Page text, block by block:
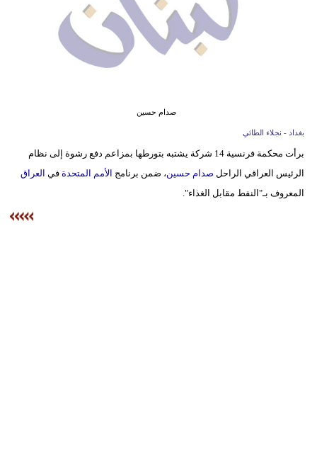
إسلامية
وتكنولوجيا
صدام حسين
بغداد - نجلاء الطائي
برأت محكمة فرنسية 14 شركة يشتبه بتورطها بمزاعم دفع رشوة إلى نظام
الرئيس العراقي الراحل صدام حسين، ضمن برنامج الأمم المتحدةفي العراق
المعروف بـ"النفط مقابل الغذاء".